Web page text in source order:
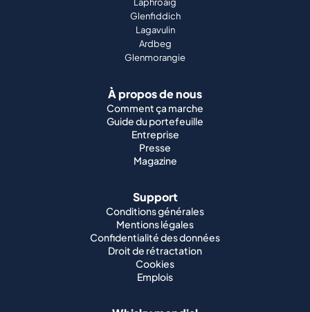
À propos de nous
Comment ça marche
Guide du portefeuille
Entreprise
Presse
Support
Conditions générales
Mentions légales
Confidentialité des données
Droit de rétractation
Emplois
Whisky mondial
Whisky japonais
Whisky irlandais
Whisky canadien
Whisky américain